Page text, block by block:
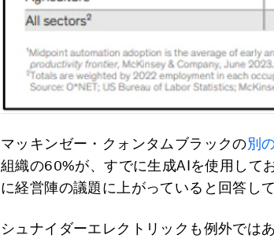
マッキンゼー・クォンタムブラックの別
組織の60%が、すでに生成AIを使用して
に経営陣の議題に上がっていると回答して
シュナイダーエレクトリックも例外では